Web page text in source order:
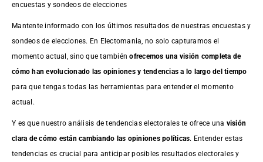
encuestas y sondeos de elecciones
Mantente informado con los últimos resultados de nuestras encuestasy
sondeos de elecciones. En Electomania, no solo capturamos el
momento actual, sino que tambiénofrecemos una visión completa de
cómo han evolucionado las opiniones y tendencias a lo largo del tiempo
para que tengas todas las herramientas para entender el momento
actual.
Y es que nuestro análisis de tendencias electorales te ofrece una visión
clara de cómo están cambiando las opiniones políticas. Entender estas
tendencias es crucial para anticipar posibles resultados electorales y